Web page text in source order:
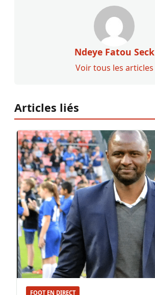
Ndeye Fatou Seck
Voir tous les articles
Articles liés
FOOT EN DIRECT